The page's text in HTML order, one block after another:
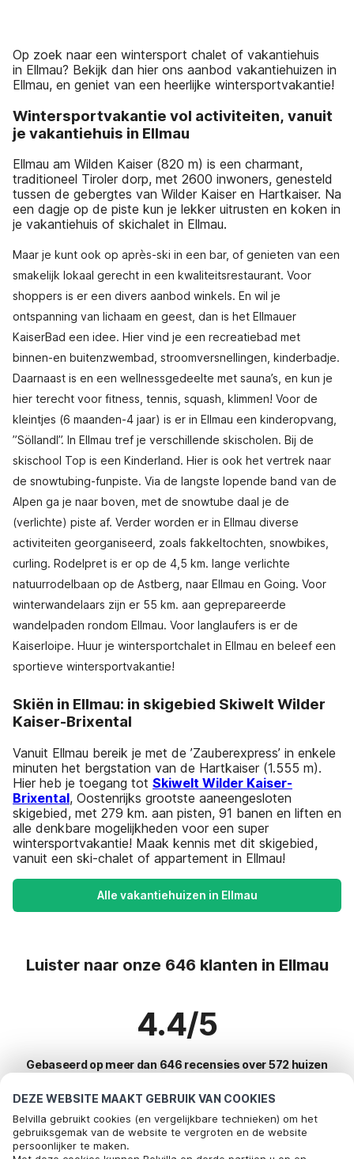
DEZE WEBSITE MAAKT GEBRUIK VAN COOKIES
Belvilla gebruikt cookies (en vergelijkbare technieken) om het
gebruiksgemak van de website te vergroten en de website
persoonlijker te maken.
Op zoek naar een wintersport chalet of vakantiehuis
in Ellmau? Bekijk dan hier ons aanbod vakantiehuizen in
Ellmau, en geniet van een heerlijke wintersportvakantie!
Wintersportvakantie vol activiteiten, vanuit
je vakantiehuis in Ellmau
Ellmau am Wilden Kaiser (820 m) is een charmant,
traditioneel Tiroler dorp, met 2600 inwoners, genesteld
tussen de gebergtes van Wilder Kaiser en Hartkaiser. Na
een dagje op de piste kun je lekker uitrusten en koken in
je vakantiehuis of skichalet in Ellmau.
Maar je kunt ook op après-ski in een bar, of genieten van een
smakelijk lokaal gerecht in een kwaliteitsrestaurant. Voor
shoppers is er een divers aanbod winkels. En wil je
ontspanning van lichaam en geest, dan is het Ellmauer
KaiserBad een idee. Hier vind je een recreatiebad met
binnen-en buitenzwembad, stroomversnellingen, kinderbadje.
Daarnaast is en een wellnessgedeelte met sauna’s, en kun je
hier terecht voor fitness, tennis, squash, klimmen! Voor de
kleintjes (6 maanden-4 jaar) is er in Ellmau een kinderopvang,
”Söllandl”. In Ellmau tref je verschillende skischolen. Bij de
skischool Top is een Kinderland. Hier is ook het vertrek naar
de snowtubing-funpiste. Via de langste lopende band van de
Alpen ga je naar boven, met de snowtube daal je de
(verlichte) piste af. Verder worden er in Ellmau diverse
activiteiten georganiseerd, zoals fakkeltochten, snowbikes,
curling. Rodelpret is er op de 4,5 km. lange verlichte
natuurrodelbaan op de Astberg, naar Ellmau en Going. Voor
winterwandelaars zijn er 55 km. aan geprepareerde
wandelpaden rondom Ellmau. Voor langlaufers is er de
Kaiserloipe. Huur je wintersportchalet in Ellmau en beleef een
sportieve wintersportvakantie!
Skiën in Ellmau: in skigebied Skiwelt Wilder
Kaiser-Brixental
Vanuit Ellmau bereik je met de ’Zauberexpress’ in enkele
minuten het bergstation van de Hartkaiser (1.555 m).
Hier heb je toegang tot Skiwelt Wilder Kaiser-
Brixental, Oostenrijks grootste aaneengesloten
skigebied, met 279 km. aan pisten, 91 banen en liften en
alle denkbare mogelijkheden voor een super
wintersportvakantie! Maak kennis met dit skigebied,
vanuit een ski-chalet of appartement in Ellmau!
Alle vakantiehuizen in Ellmau
Luister naar onze 646 klanten in Ellmau
4.4/5
Gebaseerd op meer dan 646 recensies over 572 huizen
Meest populaire bestemmingen voor
vakantie